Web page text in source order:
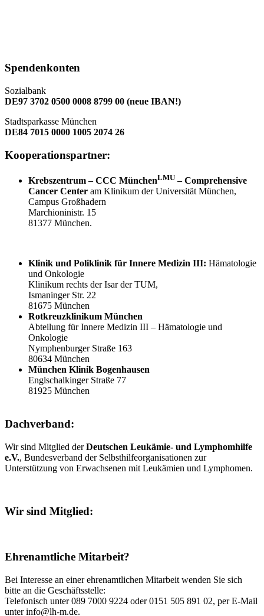
Spendenkonten
Sozialbank
DE97 3702 0500 0008 8799 00 (neue IBAN!)
Stadtsparkasse München
DE84 7015 0000 1005 2074 26
Kooperationspartner:
Krebszentrum – CCC MünchenLMU – Comprehensive
Cancer Center am Klinikum der Universität München,
Campus Großhadern
Marchioninistr. 15
81377 München.
Klinik und Poliklinik für Innere Medizin III: Hämatologie
und Onkologie
Klinikum rechts der Isar der TUM,
Ismaninger Str. 22
81675 München
Rotkreuzklinikum München
Abteilung für Innere Medizin III – Hämatologie und
Onkologie
Nymphenburger Straße 163
80634 München
München Klinik Bogenhausen
Englschalkinger Straße 77
81925 München
Dachverband:
Wir sind Mitglied derDeutschen Leukämie- und Lymphomhilfe
e.V., Bundesverband der Selbsthilfeorganisationen zur
Unterstützung von Erwachsenen mit Leukämien und Lymphomen.
Wir sind Mitglied:
Ehrenamtliche Mitarbeit?
Bei Interesse an einer ehrenamtlichen Mitarbeit wenden Sie sich
bitte an die Geschäftsstelle:
Telefonisch unter 089 7000 9224 oder 0151 505 891 02, per E-Mail
unter info@lh-m.de.